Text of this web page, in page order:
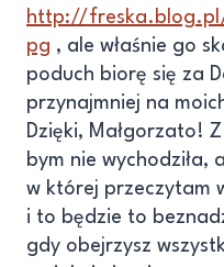
http://
pg , ale właśnie go
poduch biorę się za
przynajmniej na
Dzięki, Małgorzato!
bym nie wychodziła,
w której przeczytam
i to będzie to
gdy obejrzysz